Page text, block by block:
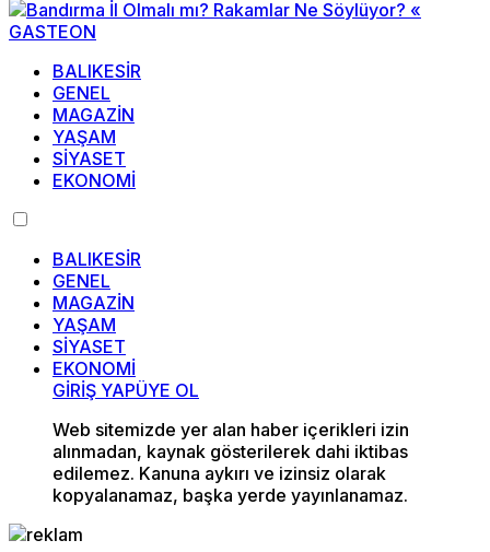
BALIKESİR
GENEL
MAGAZİN
YAŞAM
SİYASET
EKONOMİ
BALIKESİR
GENEL
MAGAZİN
YAŞAM
SİYASET
EKONOMİ
GİRİŞ YAPÜYE OL
Web sitemizde yer alan haber içerikleri izin
alınmadan, kaynak gösterilerek dahi iktibas
edilemez. Kanuna aykırı ve izinsiz olarak
kopyalanamaz, başka yerde yayınlanamaz.